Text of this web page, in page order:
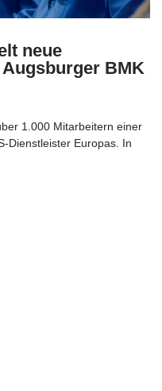
neue
BMK
1.000 Mitarbeitern einer
Dienstleister Europas. In